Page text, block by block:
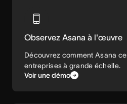
Observez Asana à l'œuvre
Découvrez comment Asana
entreprises à grande échelle.
Voir une démo